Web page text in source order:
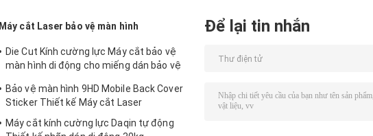
Máy cắt Laser bảo vệ màn hình
Die Cut Kính cường lực Máy cắt bảo vệ
màn hình di động cho miếng dán bảo vệ
Bảo vệ màn hình 9HD Mobile Back Cover
Sticker Thiết kế Máy cắt Laser
Máy cắt kính cường lực Daqin tự động
Để lại tin nhắn